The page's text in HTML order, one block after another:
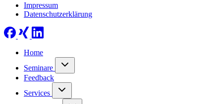
Impressum
Datenschutzerklärung
Home
Seminare
Feedback
Services